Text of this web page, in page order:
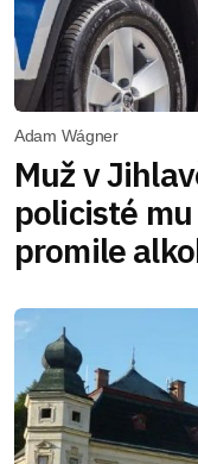
Adam Wágner
Muž v
policisté
promile